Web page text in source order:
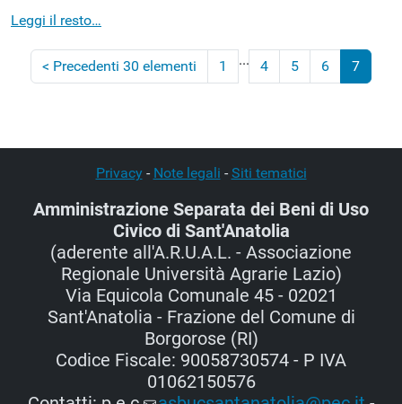
Leggi il resto…
< Precedenti 30 elementi 1 ... 4 5 6
7
Privacy- Note legali - Siti tematici
Amministrazione Separata dei Beni di Uso
Civico di Sant'Anatolia
(aderente all'A.R.U.A.L. - Associazione
Regionale Università Agrarie Lazio)
Via Equicola Comunale 45 - 02021
Sant'Anatolia - Frazione del Comune di
Borgorose (RI)
Codice Fiscale: 90058730574 - P IVA
01062150576